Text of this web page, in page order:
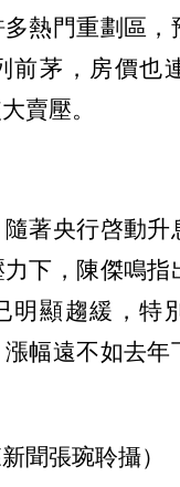
熱門重劃區，
前茅，房價也
賣壓。
著央行啓動升
下，陳傑鳴指
明顯趨緩，特
幅遠不如去年
聞張琬聆攝）